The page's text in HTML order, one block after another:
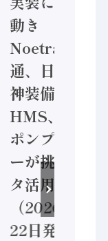
動き
Noetra、富士
通、日立 / 兵
神装備 ×
HMS、老舗
ポンプメーカ
ーが挑むデー
タ活用 など
（2026年7月
22日発行）